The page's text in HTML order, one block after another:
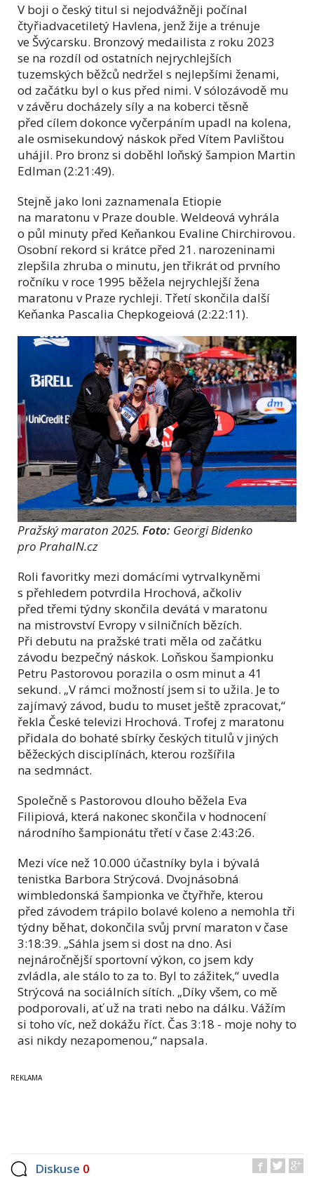
V boji o český titul si nejodvážněji počínal
čtyřiadvacetiletý Havlena, jenž žije a trénuje
ve Švýcarsku. Bronzový medailista z roku 2023
se na rozdíl od ostatních nejrychlejších
tuzemských běžců nedržel s nejlepšími ženami,
od začátku byl o kus před nimi. V sólozávodě mu
v závěru docházely síly a na koberci těsně
před cílem dokonce vyčerpáním upadl na kolena,
ale osmisekundový náskok před Vítem Pavlištou
uhájil. Pro bronz si doběhl loňský šampion Martin
Edlman (2:21:49).
Stejně jako loni zaznamenala Etiopie
na maratonu v Praze double. Weldeová vyhrála
o půl minuty před Keňankou Evaline Chirchirovou.
Osobní rekord si krátce před 21. narozeninami
zlepšila zhruba o minutu, jen třikrát od prvního
ročníku v roce 1995 běžela nejrychlejší žena
maratonu v Praze rychleji. Třetí skončila další
Keňanka Pascalia Chepkogeiová (2:22:11).
Pražský maraton 2025. Foto: Georgi Bidenko
pro PrahaIN.cz
Roli favoritky mezi domácími vytrvalkyněmi
s přehledem potvrdila Hrochová, ačkoliv
před třemi týdny skončila devátá v maratonu
na mistrovství Evropy v silničních bězích.
Při debutu na pražské trati měla od začátku
závodu bezpečný náskok. Loňskou šampionku
Petru Pastorovou porazila o osm minut a 41
sekund. „V rámci možností jsem si to užila. Je to
zajímavý závod, budu to muset ještě zpracovat,“
řekla České televizi Hrochová. Trofej z maratonu
přidala do bohaté sbírky českých titulů v jiných
běžeckých disciplínách, kterou rozšířila
na sedmnáct.
Společně s Pastorovou dlouho běžela Eva
Filipiová, která nakonec skončila v hodnocení
národního šampionátu třetí v čase 2:43:26.
Mezi více než 10.000 účastníky byla i bývalá
tenistka Barbora Strýcová. Dvojnásobná
wimbledonská šampionka ve čtyřhře, kterou
před závodem trápilo bolavé koleno a nemohla tři
týdny běhat, dokončila svůj první maraton v čase
3:18:39. „Sáhla jsem si dost na dno. Asi
nejnáročnější sportovní výkon, co jsem kdy
zvládla, ale stálo to za to. Byl to zážitek,“ uvedla
Strýcová na sociálních sítích. „Díky všem, co mě
podporovali, ať už na trati nebo na dálku. Vážím
si toho víc, než dokážu říct. Čas 3:18 - moje nohy to
asi nikdy nezapomenou,“ napsala.
Diskuse 0